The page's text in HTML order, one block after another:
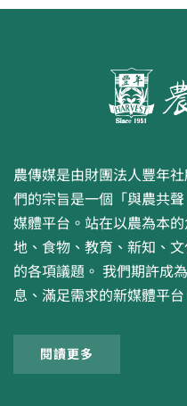
農傳媒是由財團法人豐年
們的宗旨是一個「與農共
媒體平台。站在以農為本
地、食物、教育、新知、
的各項議題。 我們期許成
息、滿足需求的新媒體平
閱讀更多